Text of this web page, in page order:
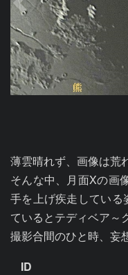
薄雲晴れず、画像は荒
そんな中、月面Xの画
手を上げ疾走してい
ているとテディベア～
撮影合間のひと時、妄
ID